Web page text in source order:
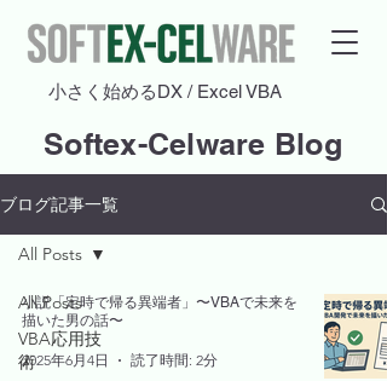
​小さく始めるDX / Excel VBA
Softex-Celware Blog
ブログ記事一覧
All Posts
VBA応用技
術
All Posts
小説「定時で帰る異端者」〜VBAで未来を
描いた男の話〜
2025年6月4日 読了時間: 2分